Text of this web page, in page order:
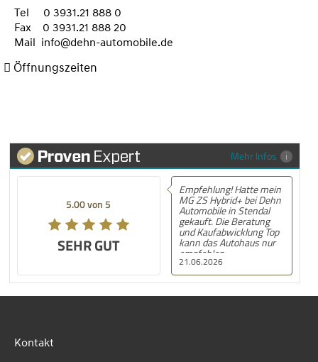
Tel 0 3931.21 888 0
Fax 0 3931.21 888 20
Mail info@dehn-automobile.de
Öffnungszeiten
Mehr Infos
5.00 von 5
SEHR GUT
21.06.2026
Empfehlung! Hatte mein
MG ZS Hybrid+ bei Dehn
Automobile in Stendal
gekauft. Die Beratung
und Kaufabwicklung Top
kann das Autohaus nur
empfehlen .
Kontakt